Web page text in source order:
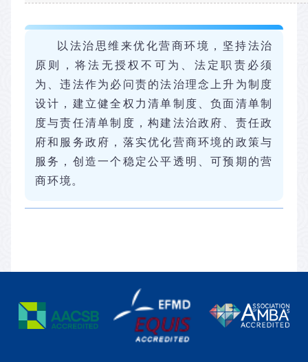
以法治思维来优化营商环境，坚持法治
原则，将法无授权不可为、法定职责必须
为、违法作为必问责的法治理念上升为制度
设计，建立健全权力清单制度、负面清单制
度与责任清单制度，构建法治政府、责任政
府和服务政府，落实优化营商环境的政策与
服务，创造一个稳定公平透明、可预期的营
商环境。